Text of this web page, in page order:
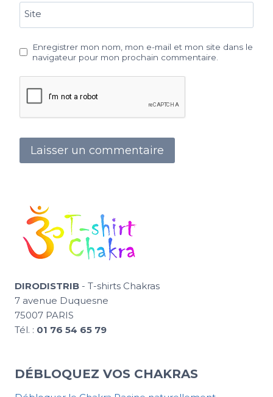
Site
Enregistrer mon nom, mon e-mail et mon site dans le
navigateur pour mon prochain commentaire.
DIRODISTRIB - T-shirts Chakras
7 avenue Duquesne
75007 PARIS
Tél. : 01 76 54 65 79
DÉBLOQUEZ VOS CHAKRAS